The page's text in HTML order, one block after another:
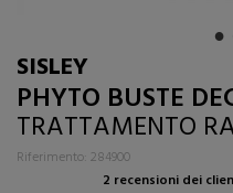
SISLEY
PHYTO BUSTE
TRATTAMENTO
Riferimento: 284900
2 recensioni dei